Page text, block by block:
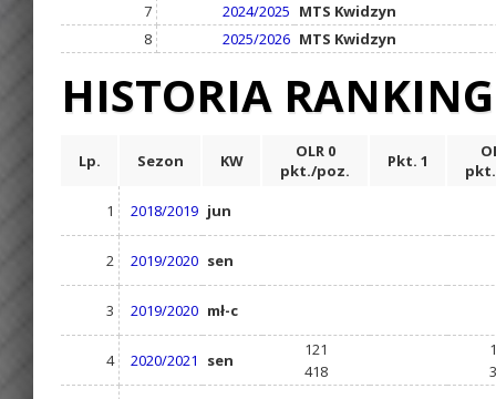
7
2024/2025 MTS Kwidzyn
8
2025/2026 MTS Kwidzyn
HISTORIA
Lp. Sezon KW
OLR 0
pkt./poz.
Pkt. 1
1
2018/2019 jun
2 2019/2020 sen
3 2019/2020 mł-c
4 2020/2021 sen
121
418